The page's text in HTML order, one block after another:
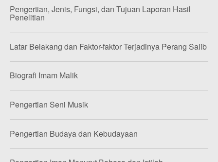
Pengertian, Jenis, Fungsi, dan Tujuan Laporan Hasil
Penelitian
Latar Belakang dan Faktor-faktor Terjadinya Perang Salib
Biografi Imam Malik
Pengertian Seni Musik
Pengertian Budaya dan Kebudayaan